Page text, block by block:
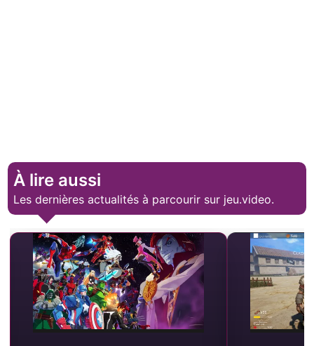
À lire aussi
Les dernières actualités à parcourir sur jeu.video.